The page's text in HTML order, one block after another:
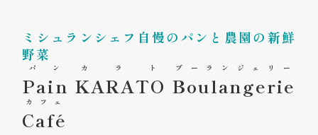
ミシュランシェフ自慢のパンと農園の新鮮
野菜
Pain
パン
KARATO
カラト
Boulangerie
ブーランジェリー
Café
カフェ